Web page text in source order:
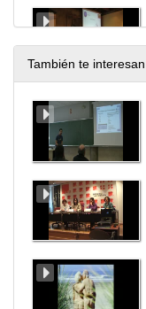
También te interesan